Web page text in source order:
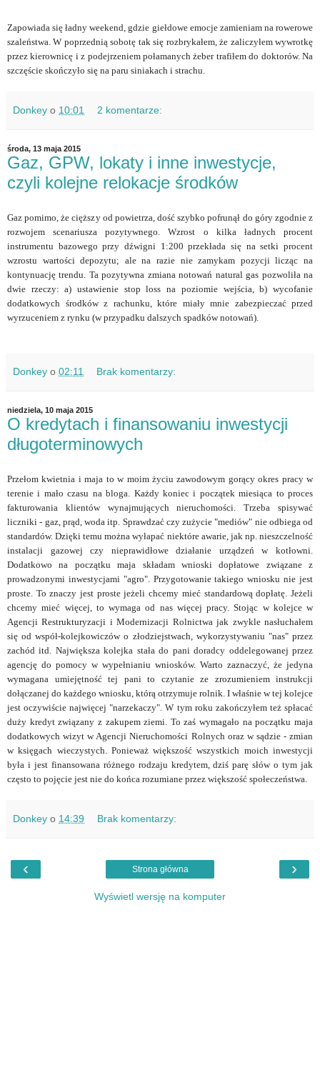
Zapowiada się ładny weekend, gdzie giełdowe emocje zamieniam na rowerowe
szaleństwa. W poprzednią sobotę tak się rozbrykałem, że zaliczyłem wywrotkę
przez kierownicę i z podejrzeniem połamanych żeber trafiłem do doktorów. Na
szczęście skończyło się na paru siniakach i strachu.
Donkey o 10:01 2 komentarze:
środa, 13 maja 2015
Gaz, GPW, lokaty i inne inwestycje,
czyli kolejne relokacje środków
Gaz pomimo, że cięższy od powietrza, dość szybko pofrunął do góry zgodnie z
rozwojem scenariusza pozytywnego. Wzrost o kilka ładnych procent
instrumentu bazowego przy dźwigni 1:200 przekłada się na setki procent
wzrostu wartości depozytu; ale na razie nie zamykam pozycji licząc na
kontynuację trendu. Ta pozytywna zmiana notowań natural gas pozwoliła na
dwie rzeczy: a) ustawienie stop loss na poziomie wejścia, b) wycofanie
dodatkowych środków z rachunku, które miały mnie zabezpieczać przed
wyrzuceniem z rynku (w przypadku dalszych spadków notowań).
Donkey o 02:11 Brak komentarzy:
niedziela, 10 maja 2015
O kredytach i finansowaniu inwestycji
długoterminowych
Przełom kwietnia i maja to w moim życiu zawodowym gorący okres pracy w
terenie i mało czasu na bloga. Każdy koniec i początek miesiąca to proces
fakturowania klientów wynajmujących nieruchomości. Trzeba spisywać
liczniki - gaz, prąd, woda itp. Sprawdzać czy zużycie "mediów" nie odbiega od
standardów. Dzięki temu można wyłapać niektóre awarie, jak np. nieszczelność
instalacji gazowej czy nieprawidłowe działanie urządzeń w kotłowni.
Dodatkowo na początku maja składam wnioski dopłatowe związane z
prowadzonymi inwestycjami "agro". Przygotowanie takiego wniosku nie jest
proste. To znaczy jest proste jeżeli chcemy mieć standardową dopłatę. Jeżeli
chcemy mieć więcej, to wymaga od nas więcej pracy. Stojąc w kolejce w
Agencji Restrukturyzacji i Modernizacji Rolnictwa jak zwykle nasłuchałem
się od współ-kolejkowiczów o złodziejstwach, wykorzystywaniu "nas" przez
zachód itd. Największa kolejka stała do pani doradcy oddelegowanej przez
agencję do pomocy w wypełnianiu wniosków. Warto zaznaczyć, że jedyna
wymagana umiejętność tej pani to czytanie ze zrozumieniem instrukcji
dołączanej do każdego wniosku, którą otrzymuje rolnik. I właśnie w tej kolejce
jest oczywiście najwięcej "narzekaczy". W tym roku zakończyłem też spłacać
duży kredyt związany z zakupem ziemi. To zaś wymagało na początku maja
dodatkowych wizyt w Agencji Nieruchomości Rolnych oraz w sądzie - zmian
w księgach wieczystych. Ponieważ większość wszystkich moich inwestycji
była i jest finansowana różnego rodzaju kredytem, dziś parę słów o tym jak
często to pojęcie jest nie do końca rozumiane przez większość społeczeństwa.
Donkey o 14:39 Brak komentarzy:
‹ ›
Strona główna
Wyświetl wersję na komputer